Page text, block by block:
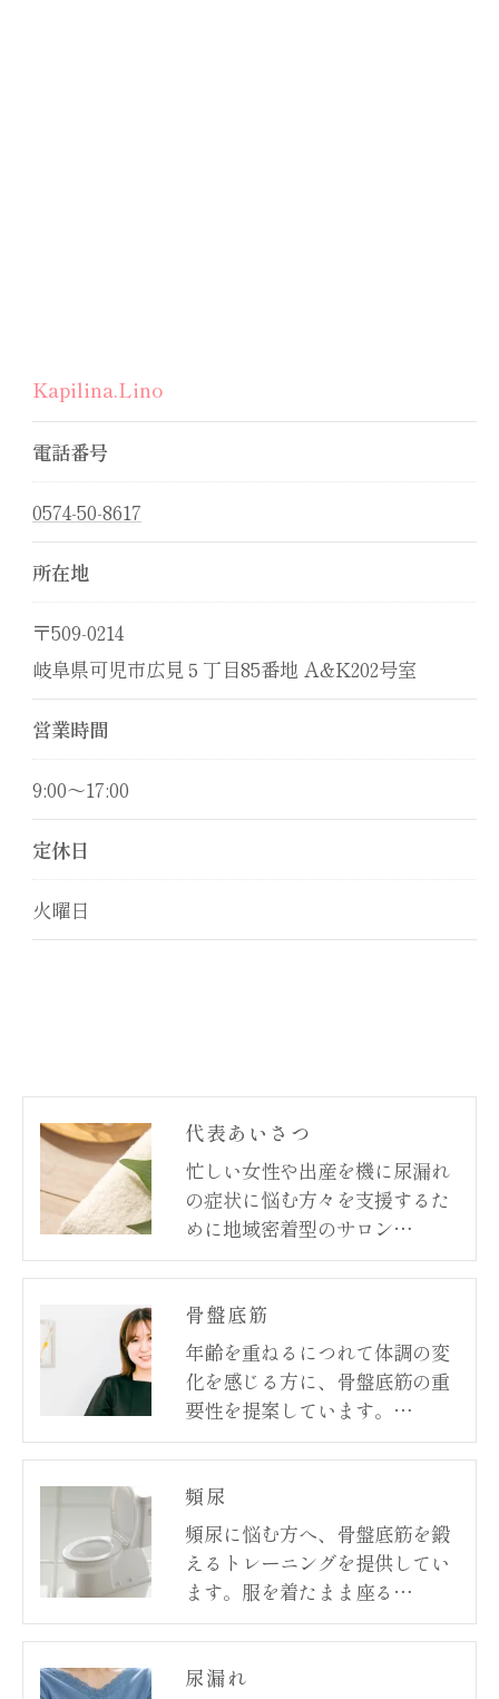
Kapilina.Lino
電話番号
0574-50-8617
所在地
〒509-0214
岐阜県可児市広見５丁目85番地 A&K202号室
営業時間
9:00～17:00
定休日
火曜日
代表あいさつ
忙しい女性や出産を機に尿漏れ
の症状に悩む方々を支援するた
めに地域密着型のサロン…
骨盤底筋
年齢を重ねるにつれて体調の変
化を感じる方に、骨盤底筋の重
要性を提案しています。…
頻尿
頻尿に悩む方へ、骨盤底筋を鍛
えるトレーニングを提供してい
ます。服を着たまま座る…
尿漏れ